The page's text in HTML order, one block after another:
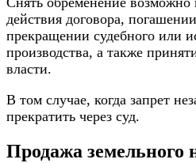
действия договора,
прекращении судебного или
производства, а также
власти.
В том случае, когда запрет
прекратить через суд.
Продажа земельного